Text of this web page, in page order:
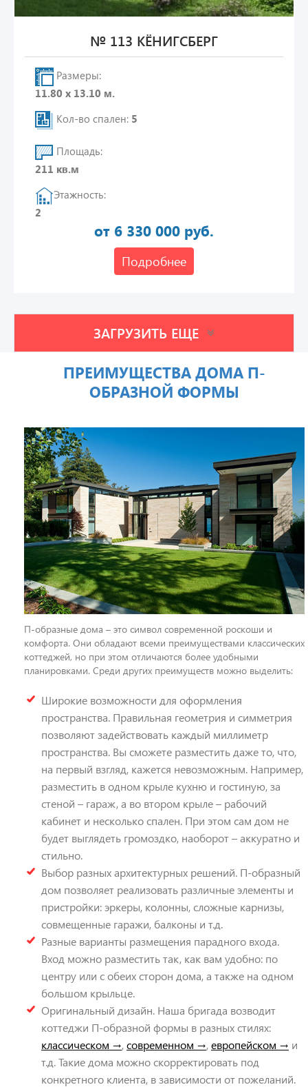
№ 113 КЁНИГСБЕРГ
Размеры:
11.80 х 13.10 м.
Кол-во спален: 5
Площадь:
211 кв.м
Этажность:
2
от 6 330 000 руб.
Подробнее
ЗАГРУЗИТЬ ЕЩЕ
ПРЕИМУЩЕСТВА ДОМА П-
ОБРАЗНОЙ ФОРМЫ
П-образные дома – это символ современной роскоши и
комфорта. Они обладают всеми преимуществами классических
коттеджей, но при этом отличаются более удобными
планировками. Среди других преимуществ можно выделить:
Широкие возможности для оформления
пространства. Правильная геометрия и симметрия
позволяют задействовать каждый миллиметр
пространства. Вы сможете разместить даже то, что,
на первый взгляд, кажется невозможным. Например,
разместить в одном крыле кухню и гостиную, за
стеной – гараж, а во втором крыле – рабочий
кабинет и несколько спален. При этом сам дом не
будет выглядеть громоздко, наоборот – аккуратно и
стильно.
Выбор разных архитектурных решений. П-образный
дом позволяет реализовать различные элементы и
пристройки: эркеры, колонны, сложные карнизы,
совмещенные гаражи, балконы и т.д.
Разные варианты размещения парадного входа.
Вход можно разместить так, как вам удобно: по
центру или с обеих сторон дома, а также на одном
большом крыльце.
Оригинальный дизайн. Наша бригада возводит
коттеджи П-образной формы в разных стилях:
классическом
,современном ,европейском
и
т.д. Такие дома можно скорректировать под
конкретного клиента, в зависимости от пожеланий.